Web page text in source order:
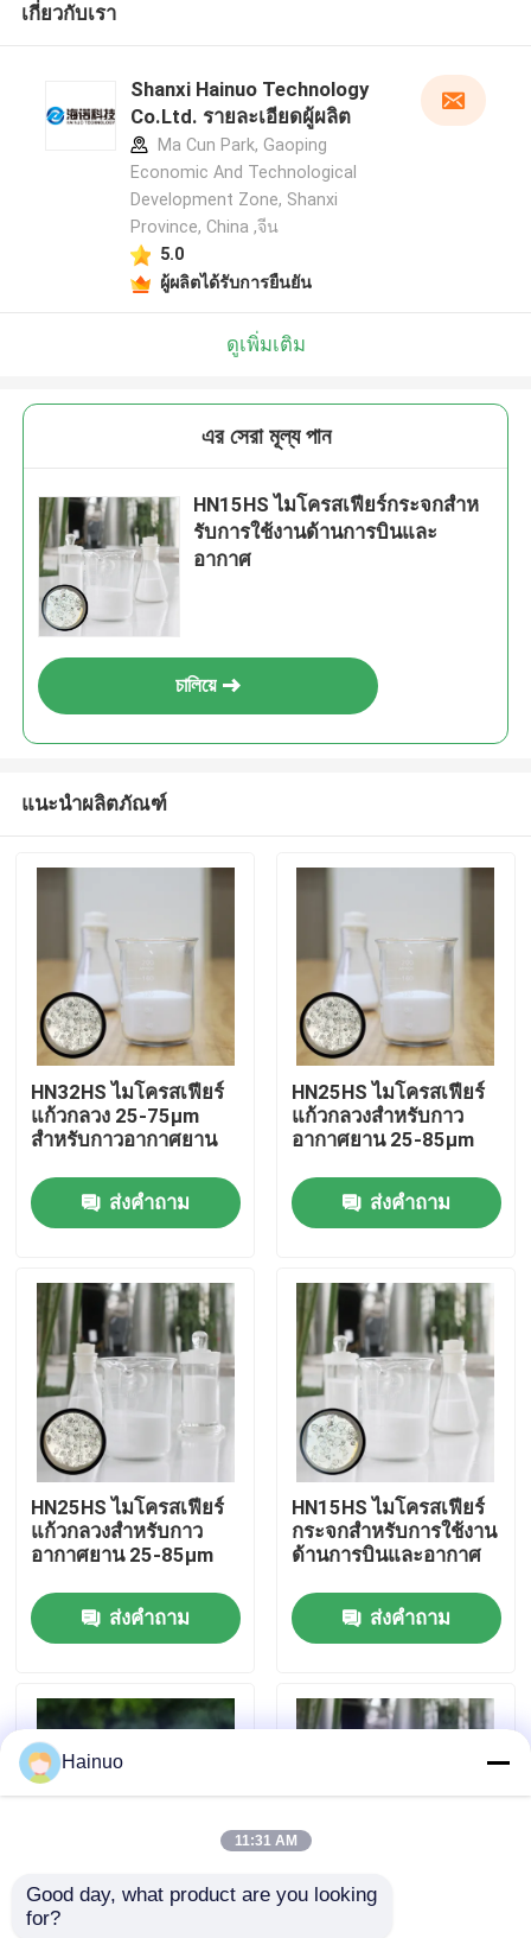
ผลิตภัณฑ์
แสดง VR
เกี่ยวกับเรา
ทัวร์โรงงาน
ควบคุมคุณภาพ
ติดต่อเรา
ข่าว
ไมโครสเฟียร์แก้วกลวง
เกี่ยวกับเรา
Shanxi Hainuo Technology
Co.Ltd. รายละเอียดผู้ผลิต
Ma Cun Park, Gaoping
Economic And Technological
Development Zone, Shanxi
Province, China ,จีน
5.0
ผู้ผลิตได้รับการยืนยัน
ดูเพิ่มเติม
এর সেরা মূল্য পান
HN15HS ไมโครสเฟียร์กระจกสําห
รับการใช้งานด้านการบินและ
อากาศ
চালিয়ে
แนะนำผลิตภัณฑ์
HN32HS ไมโครสเฟียร์
แก้วกลวง 25-75µm
สำหรับกาวอากาศยาน
ส่งคำถาม
HN25HS ไมโครสเฟียร์
แก้วกลวงสำหรับกาว
อากาศยาน 25-85µm
ส่งคำถาม
HN25HS ไมโครสเฟียร์
แก้วกลวงสำหรับกาว
อากาศยาน 25-85µm
ส่งคำถาม
HN15HS ไมโครสเฟียร์
กระจกสําหรับการใช้งาน
ด้านการบินและอากาศ
ส่งคำถาม
ไมโครสเฟียร์แก้วกลวง
Hainuo
11:31 AM
Good day, what product are you looking
for?